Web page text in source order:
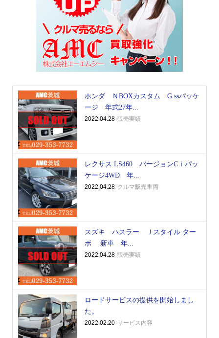
ホンダ ＮBOXカスタム G ssパッケ
ージ 年式27年...
2022.04.28 販売実績
レクサス LS460 バージョンCｉパッ
ケージ4WD 年...
2022.04.28 クルマ販売車両
スズキ ハスラー Ｊスタイル.ター
ボ 新車 年...
2022.04.28 販売実績
ロードサービスの提供を開始しまし
た。
2022.02.20 サービス内容